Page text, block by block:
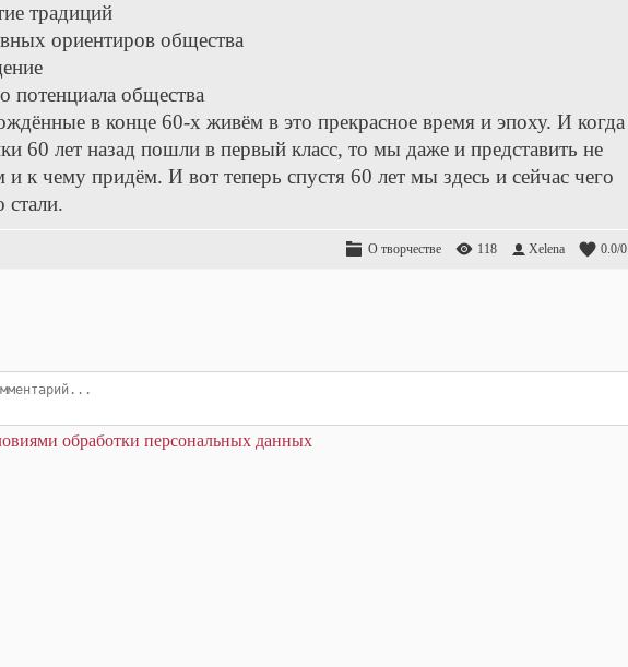
традиций
ориентиров общества
потенциала общества
в конце 60-х живëм в это прекрасное время и эпоху. И когда
60 лет назад пошли в первый класс, то мы даже и представить не
к чему придëм. И вот теперь спустя 60 лет мы здесь и сейчас чего
стали.
О творчестве 118 Xelena 0.0/0
обработки персональных данных